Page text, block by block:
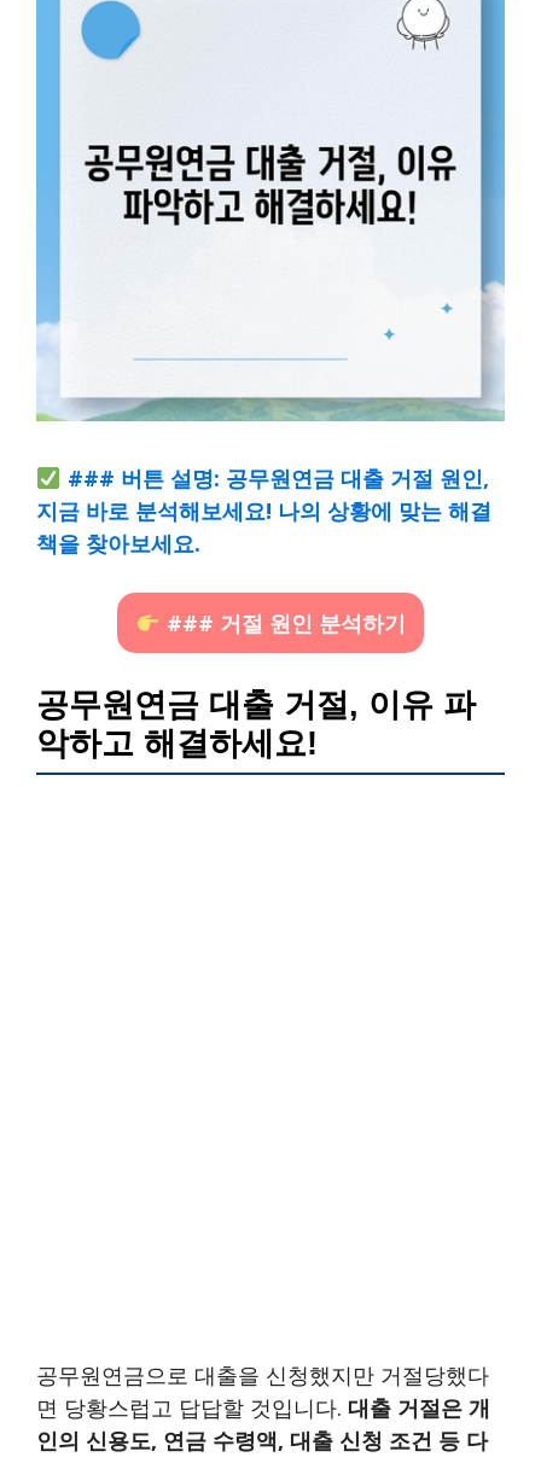
### 버튼 설명: 공무원연금 대출 거절 원인,
지금 바로 분석해보세요! 나의 상황에 맞는 해결
책을 찾아보세요.
### 거절 원인 분석하기
공무원연금 대출 거절, 이유 파
악하고 해결하세요!
공무원연금으로 대출을 신청했지만 거절당했다
면 당황스럽고 답답할 것입니다. 대출 거절은 개
인의 신용도, 연금 수령액, 대출 신청 조건 등 다